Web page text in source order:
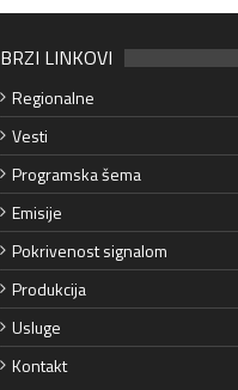
BRZI LINKOVI
Regionalne
Vesti
Programska šema
Emisije
Pokrivenost signalom
Produkcija
Usluge
Kontakt